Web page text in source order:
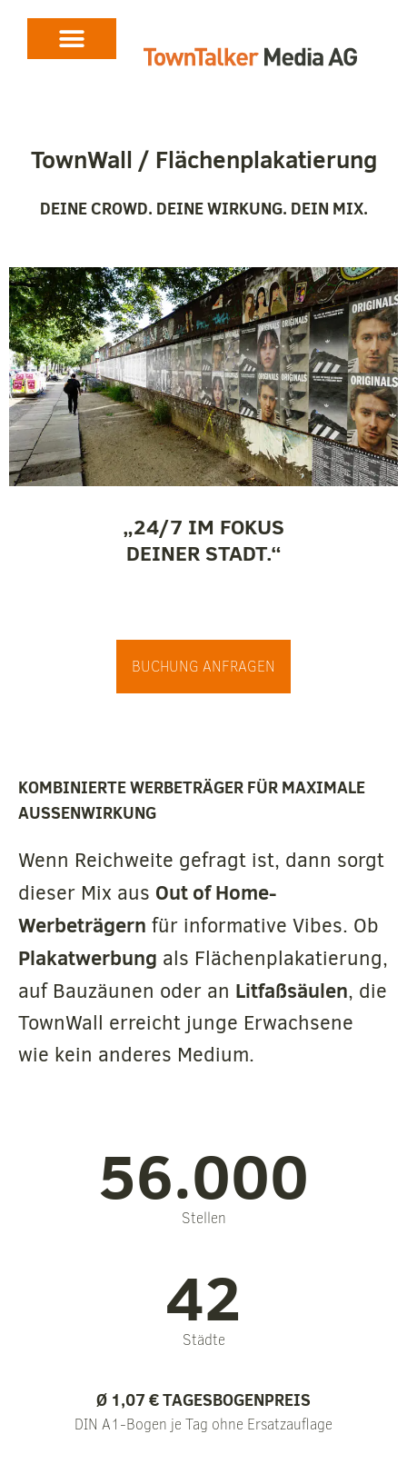
TownWall / Flächenplakatierung
DEINE CROWD. DEINE WIRKUNG. DEIN MIX.
KOMBINIERTE WERBETRÄGER FÜR MAXIMALE
AUSSENWIRKUNG
Wenn Reichweite gefragt ist, dann sorgt
dieser Mix aus Out of Home-
Werbeträgern für informative Vibes. Ob
Plakatwerbung als Flächenplakatierung,
auf Bauzäunen oder an Litfaßsäulen, die
TownWall erreicht junge Erwachsene
wie kein anderes Medium.
„24/7 IM FOKUS
DEINER STADT.“
BUCHUNG ANFRAGEN
56.000
Stellen
42
Städte
Ø 1,07 € TAGESBOGENPREIS
DIN A1-Bogen je Tag ohne Ersatzauflage